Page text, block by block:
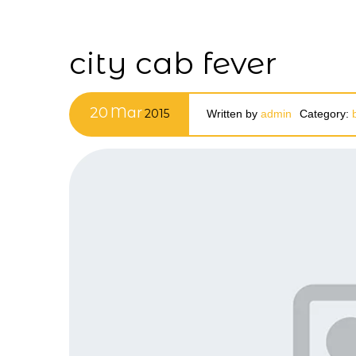
city cab fever
20 Mar2015 Written by admin Category: